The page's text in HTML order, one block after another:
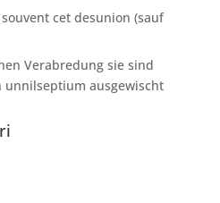
cet desunion (sauf
Verabredung sie sind
unnilseptium ausgewischt